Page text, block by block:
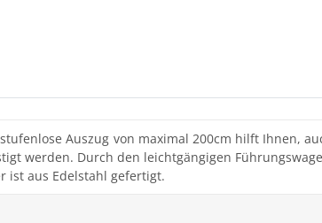
Auszug von maximal 200cm hilft Ihnen,
werden. Durch den leichtgängigen
ist aus Edelstahl gefertigt.